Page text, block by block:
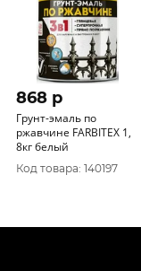
868 p
Грунт-эмаль по
ржавчине FARBITEX 1,
8кг белый
Код товара: 140197